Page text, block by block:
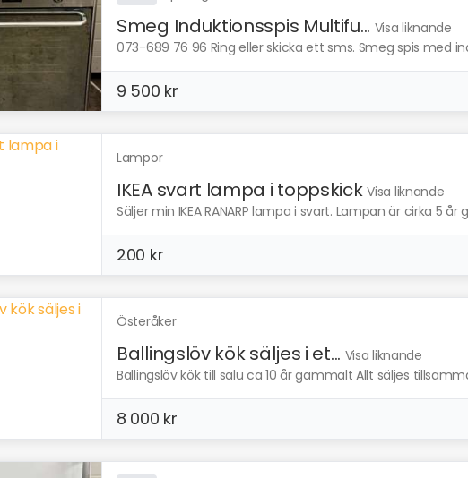
Smeg Induktionsspis Multifu... Visa liknande
073-689 76 96 Ring eller skicka ett sms. Smeg spis med
9 500 kr
Lampor
IKEA svart lampa i toppskick Visa liknande
Säljer min IKEA RANARP lampa i svart. Lampan är cirka 5
200 kr
Österåker
Ballingslöv kök säljes i et... Visa liknande
Ballingslöv kök till salu ca 10 år gammalt Allt säljes
8 000 kr